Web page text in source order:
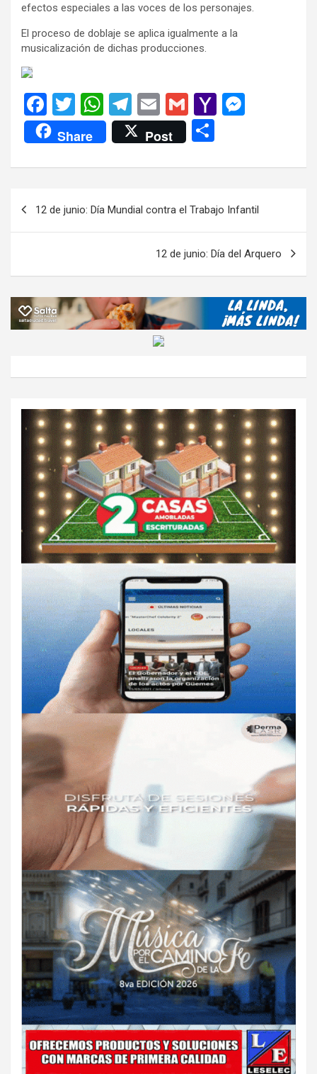
efectos especiales a las voces de los personajes.
El proceso de doblaje se aplica igualmente a la
musicalización de dichas producciones.
F
a
ce
b
o
k
T
wi
tt
er
W
h
at
s
p
p
T
el
e
gr
m
E
m
ail
G
m
ail
Y
o
M
ail
n
er
Share Post
m
p
ar
tir
12 de junio: Día Mundial contra el Trabajo Infantil
12 de junio: Día del Arquero